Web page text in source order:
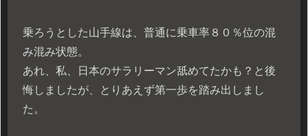
乗ろうとした山手線は、普通に乗車率８０％位の混
み混み状態。
あれ、私、日本のサラリーマン舐めてたかも？と後
悔しましたが、とりあえず第一歩を踏み出しまし
た。